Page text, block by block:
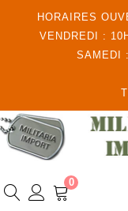
HORAIRES
VENDREDI :
SAMEDI
0